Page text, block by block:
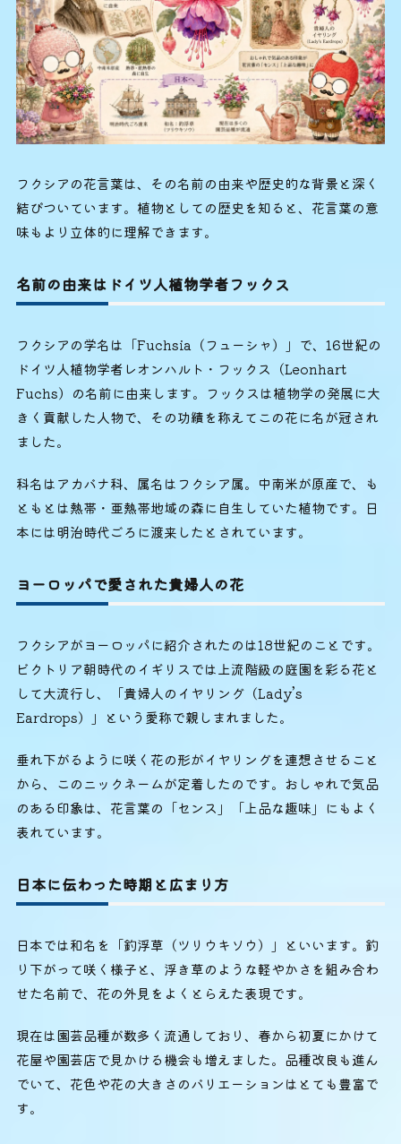
フクシアの花言葉は、その名前の由来や歴史的な背景と深く
結びついています。植物としての歴史を知ると、花言葉の意
味もより立体的に理解できます。
名前の由来はドイツ人植物学者フックス
フクシアの学名は「Fuchsia（フューシャ）」で、16世紀の
ドイツ人植物学者レオンハルト・フックス（Leonhart
Fuchs）の名前に由来します。フックスは植物学の発展に大
きく貢献した人物で、その功績を称えてこの花に名が冠され
ました。
科名はアカバナ科、属名はフクシア属。中南米が原産で、も
ともとは熱帯・亜熱帯地域の森に自生していた植物です。日
本には明治時代ごろに渡来したとされています。
ヨーロッパで愛された貴婦人の花
フクシアがヨーロッパに紹介されたのは18世紀のことです。
ビクトリア朝時代のイギリスでは上流階級の庭園を彩る花と
して大流行し、「貴婦人のイヤリング（Lady’s
Eardrops）」という愛称で親しまれました。
垂れ下がるように咲く花の形がイヤリングを連想させること
から、このニックネームが定着したのです。おしゃれで気品
のある印象は、花言葉の「センス」「上品な趣味」にもよく
表れています。
日本に伝わった時期と広まり方
日本では和名を「釣浮草（ツリウキソウ）」といいます。釣
り下がって咲く様子と、浮き草のような軽やかさを組み合わ
せた名前で、花の外見をよくとらえた表現です。
現在は園芸品種が数多く流通しており、春から初夏にかけて
花屋や園芸店で見かける機会も増えました。品種改良も進ん
でいて、花色や花の大きさのバリエーションはとても豊富で
す。